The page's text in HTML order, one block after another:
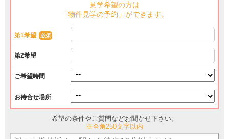
見学希望の方は
「物件見学の予約」ができます。
第1希望 必須
第2希望
ご希望時間
お待合せ場所
希望の条件やご質問などお聞かせ下さい。
※全角250文字以内